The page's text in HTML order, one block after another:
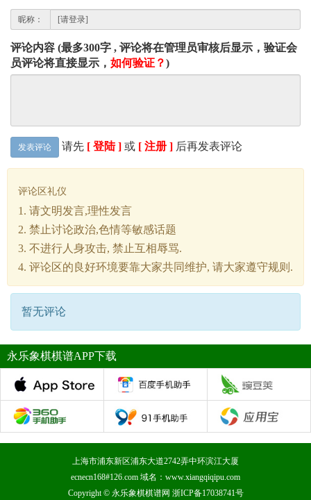
昵称：
评论内容 (最多300字 , 评论将在管理员审核后显示，验证会
员评论将直接显示， 如何验证？)
发表评论 请先 [ 登陆 ] 或 [ 注册 ] 后再发表评论
评论区礼仪
1. 请文明发言,理性发言
2. 禁止讨论政治,色情等敏感话题
3. 不进行人身攻击, 禁止互相辱骂.
4. 评论区的良好环境要靠大家共同维护, 请大家遵守规则.
暂无评论
永乐象棋棋谱APP下载
上海市浦东新区浦东大道2742弄中环滨江大厦
ecnecn168#126.com 域名：www.xiangqiqipu.com
Copyright © 永乐象棋棋谱网 浙ICP备17038741号